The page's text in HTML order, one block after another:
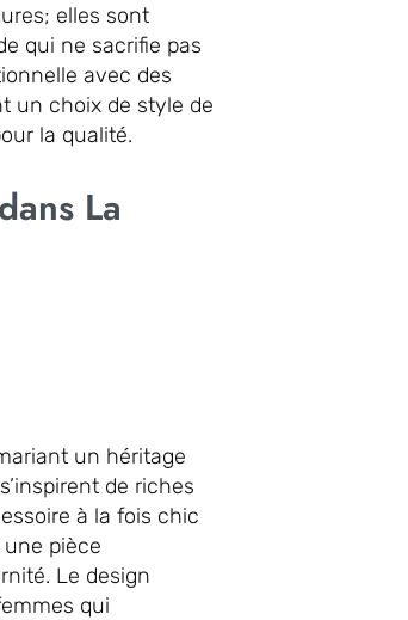
elles sont
qui ne sacrifie pas
avec des
un choix de style de
la qualité.
La
un héritage
s’inspirent de riches
à la fois chic
pièce
Le design
qui